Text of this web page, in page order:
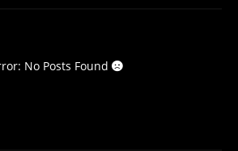
No Posts Found